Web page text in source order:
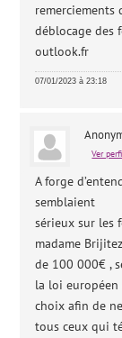
remerciements
déblocage des
outlook.fr
07/01/2023 à 23:18
Ver
A forge
semblaient
sérieux sur les
madame
de 100 000€ ,
la loi européen
choix afin de
tous ceux qui